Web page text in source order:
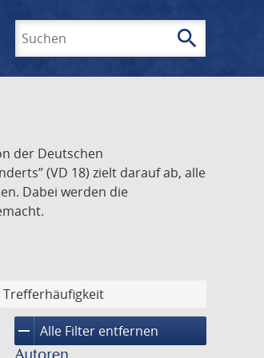
search
der Deutschen
(VD 18) zielt darauf ab, alle
Dabei werden die
remove Alle Filter entfernen